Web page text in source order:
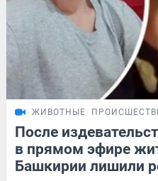
ЖИВОТНЫЕ
После
в прямом эфире
Башкирии лишили